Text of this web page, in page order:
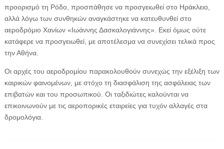
προορισμό τη Ρόδο, προσπάθησε να προσγειωθεί στο Ηράκλειο,
αλλά λόγω των συνθηκών αναγκάστηκε να κατευθυνθεί στο
αεροδρόμιο Χανίων «Ιωάννης Δασκαλογιάννης». Εκεί όμως ούτε
κατάφερε να προσγειωθεί, με αποτέλεσμα να συνεχίσει τελικά προς
την Αθήνα.
Οι αρχές του αεροδρομίου παρακολουθούν συνεχώς την εξέλιξη των
καιρικών φαινομένων, με στόχο τη διασφάλιση της ασφάλειας των
επιβατών και του προσωπικού. Οι ταξιδιώτες καλούνται να
επικοινωνούν με τις αεροπορικές εταιρείες για τυχόν αλλαγές στα
δρομολόγια.